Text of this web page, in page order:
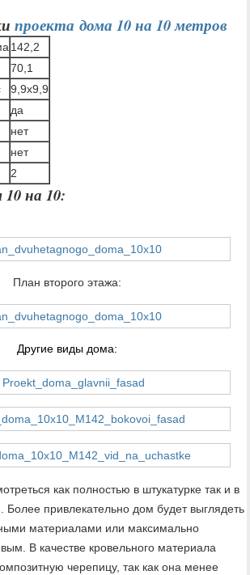
проекта дома 10 на 10 метров
142,2
70,1
9,9х9,9
да
нет
нет
2
на 10:
План второго этажа:
Другие виды дома:
как полностью в штукатурке так и в
Более привлекательно дом будет выглядеть
материалами или максимально
В качестве кровельного материала
черепицу, так как она менее